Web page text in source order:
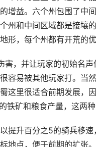
增益。六个州包围了中
州和中间区域都是接壤
形，每个州都有开荒的优
，并让玩家的初始名
容易被其他玩家打。当
这里很适合前期发展，
矿和粮食产量，这两
提升百分之5的骑兵移
地点，便于前期的扩张